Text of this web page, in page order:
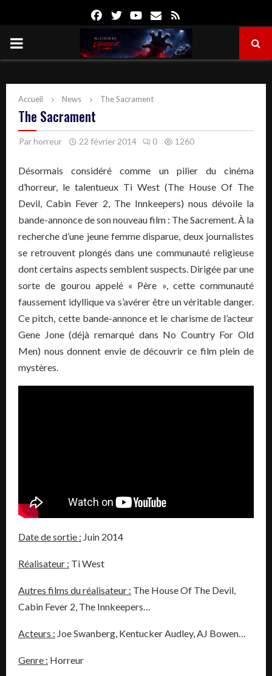
FacebookTwitterYoutube
Email
PRIMARY
Accueil News The Sacrament
The Sacrament
Parhorreur 22 février 2014 0 1260
Désormais considéré comme un pilier du cinéma
d’horreur, le talentueux Ti West (The House Of The
Devil, Cabin Fever 2, The Innkeepers) nous dévoile la
bande-annonce de son nouveau film : The Sacrement. À la
recherche d’une jeune femme disparue, deux journalistes
se retrouvent plongés dans une communauté religieuse
dont certains aspects semblent suspects. Dirigée par une
sorte de gourou appelé « Père », cette communauté
faussement idyllique va s’avérer être un véritable danger.
Ce pitch, cette bande-annonce et le charisme de l’acteur
Gene Jone (déjà remarqué dans No Country For Old
Men) nous donnent envie de découvrir ce film plein de
mystères.
Date de sortie : Juin 2014
Réalisateur : Ti West
Autres films du réalisateur : The House Of The Devil,
Cabin Fever 2, The Innkeepers…
Acteurs : Joe Swanberg, Kentucker Audley, AJ Bowen…
Genre : Horreur